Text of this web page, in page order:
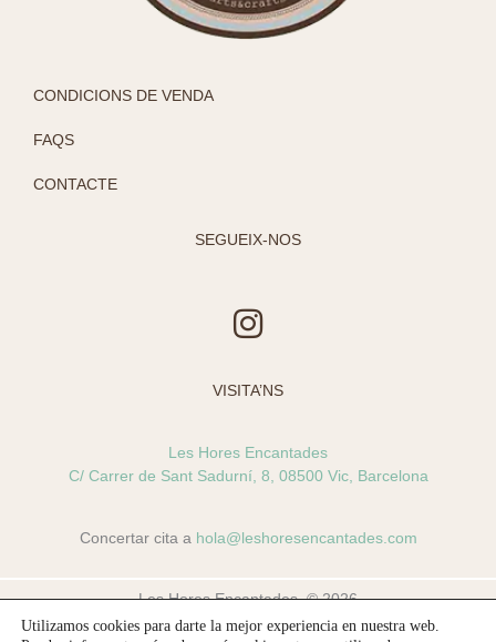
CONDICIONS DE VENDA
FAQS
CONTACTE
SEGUEIX-NOS
I
n
t
a
g
a
VISITA’NS
Les Hores Encantades
C/ Carrer de Sant Sadurní, 8, 08500 Vic, Barcelona
Concertar cita a hola@leshoresencantades.com
Les Hores Encantades. © 2026
Utilizamos cookies para darte la mejor experiencia en nuestra web.